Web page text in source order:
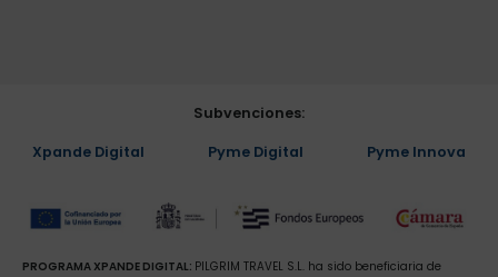
Subvenciones:
Xpande Digital Pyme Digital Pyme Innova
PROGRAMA XPANDE DIGITAL: PILGRIM TRAVEL S.L. ha sido beneficiaria de